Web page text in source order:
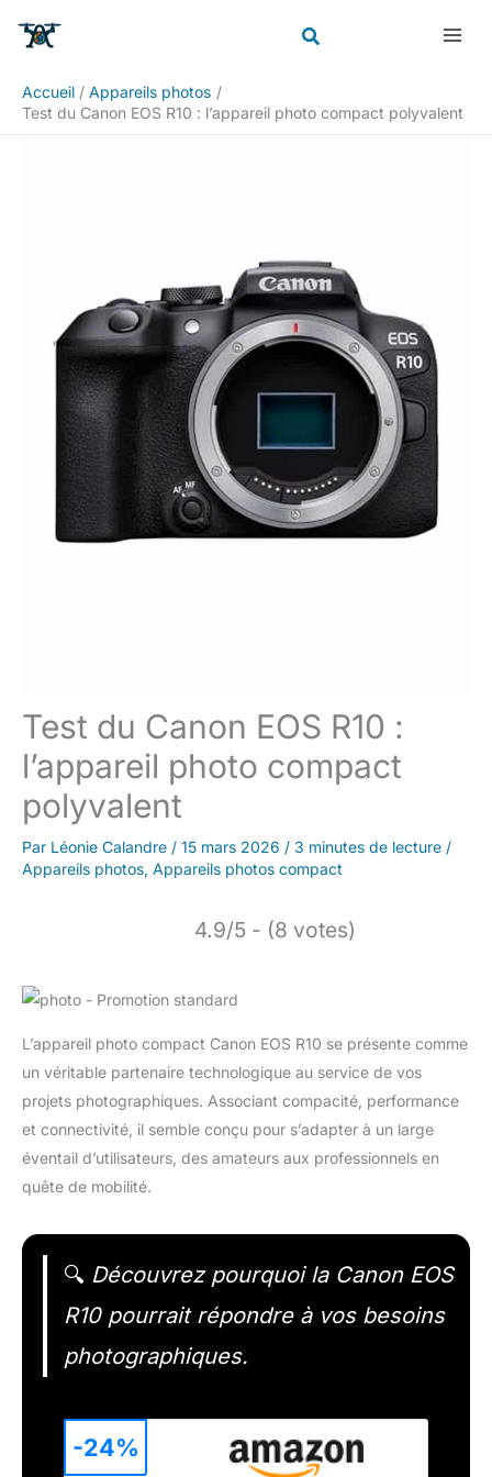
Accueil
Appareils photos
Test du Canon EOS R10 : l’appareil photo compact polyvalent
Test du Canon EOS R10 :
l’appareil photo compact
polyvalent
Par Léonie Calandre / 15 mars 2026 / 3 minutes de lecture /
Appareils photos, Appareils photos compact
4.9/5 - (8 votes)
L’appareil photo compact Canon EOS R10 se présente comme
un véritable partenaire technologique au service de vos
projets photographiques. Associant compacité, performance
et connectivité, il semble conçu pour s’adapter à un large
éventail d’utilisateurs, des amateurs aux professionnels en
quête de mobilité.
🔍 Découvrez pourquoi la Canon EOS
R10 pourrait répondre à vos besoins
photographiques.
-24%